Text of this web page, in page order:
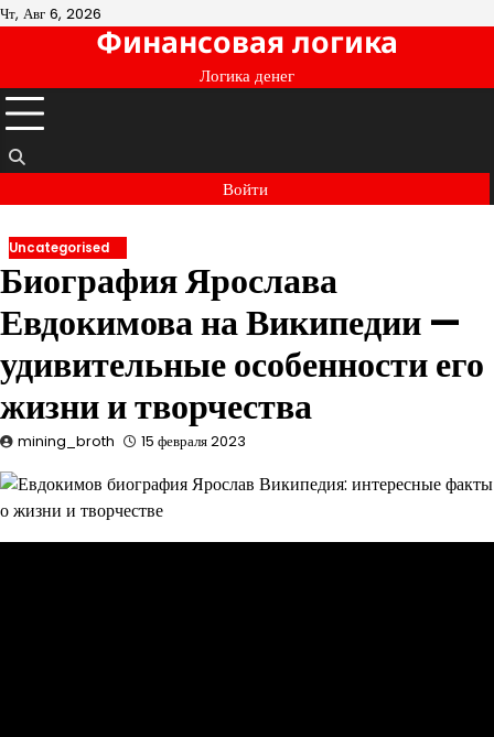
Перейти
Чт, Авг 6, 2026
Финансовая логика
Логика денег
Войти
Uncategorised
Биография Ярослава
Евдокимова на Википедии —
удивительные особенности его
жизни и творчества
mining_broth 15 февраля 2023